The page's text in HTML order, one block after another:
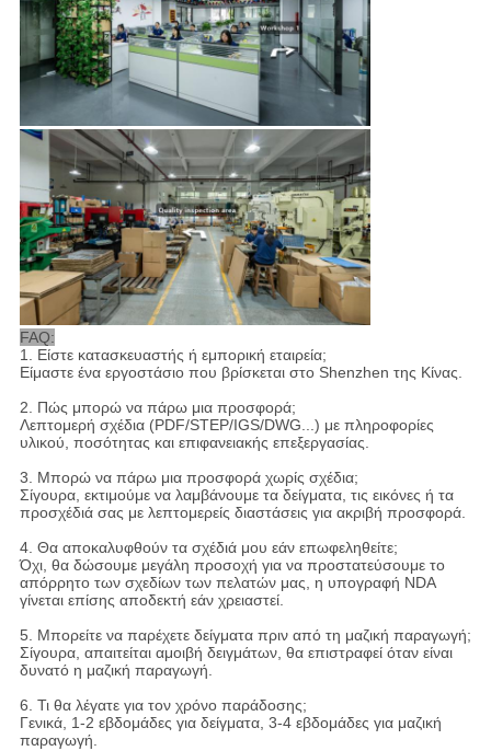
FAQ:
1. Είστε κατασκευαστής ή εμπορική εταιρεία;
Είμαστε ένα εργοστάσιο που βρίσκεται στο Shenzhen της Κίνας.
2. Πώς μπορώ να πάρω μια προσφορά;
Λεπτομερή σχέδια (PDF/STEP/IGS/DWG...) με πληροφορίες
υλικού, ποσότητας και επιφανειακής επεξεργασίας.
3. Μπορώ να πάρω μια προσφορά χωρίς σχέδια;
Σίγουρα, εκτιμούμε να λαμβάνουμε τα δείγματα, τις εικόνες ή τα
προσχέδιά σας με λεπτομερείς διαστάσεις για ακριβή προσφορά.
4. Θα αποκαλυφθούν τα σχέδιά μου εάν επωφεληθείτε;
Όχι, θα δώσουμε μεγάλη προσοχή για να προστατεύσουμε το
απόρρητο των σχεδίων των πελατών μας, η υπογραφή NDA
γίνεται επίσης αποδεκτή εάν χρειαστεί.
5. Μπορείτε να παρέχετε δείγματα πριν από τη μαζική παραγωγή;
Σίγουρα, απαιτείται αμοιβή δειγμάτων, θα επιστραφεί όταν είναι
δυνατό η μαζική παραγωγή.
6. Τι θα λέγατε για τον χρόνο παράδοσης;
Γενικά, 1-2 εβδομάδες για δείγματα, 3-4 εβδομάδες για μαζική
παραγωγή.